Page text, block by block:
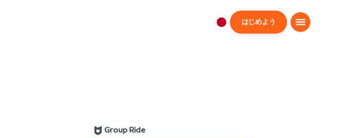
日
はじめよう
Group Ride